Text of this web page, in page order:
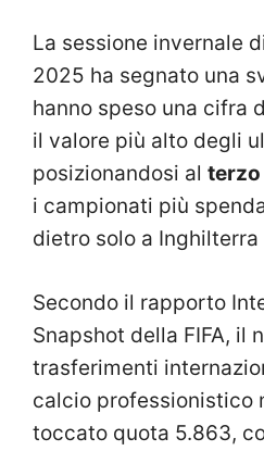
La sessione invernale
2025 ha segnato una
hanno speso una cifra
il valore più alto degli
posizionandosi al
i campionati più
dietro solo a Inghilterra
Secondo il rapporto
Snapshot della FIFA, il
trasferimenti
calcio professionistico
toccato quota 5.863,